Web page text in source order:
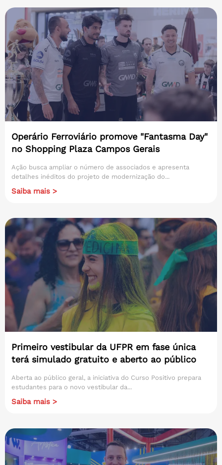
Operário Ferroviário promove "Fantasma Day"
no Shopping Plaza Campos Gerais
Ação busca ampliar o número de associados e apresenta
detalhes inéditos do projeto de modernização do...
Saiba mais >
Primeiro vestibular da UFPR em fase única
terá simulado gratuito e aberto ao público
Aberta ao público geral, a iniciativa do Curso Positivo prepara
estudantes para o novo vestibular da...
Saiba mais >